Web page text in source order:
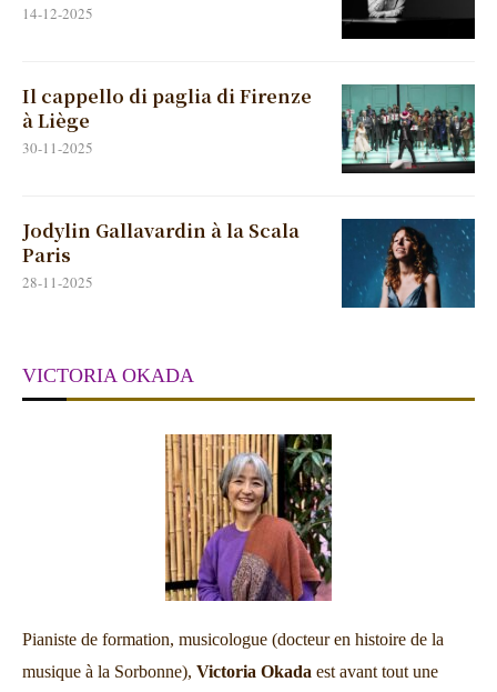
14-12-2025
Il cappello di paglia di Firenze
à Liège
30-11-2025
Jodylin Gallavardin à la Scala
Paris
28-11-2025
VICTORIA OKADA
Pianiste de formation, musicologue (docteur en histoire de la
musique à la Sorbonne), Victoria Okada est avant tout une